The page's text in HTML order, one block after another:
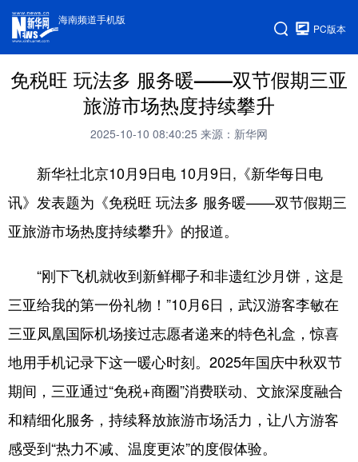
海南频道手机版
PC版本
免税旺 玩法多 服务暖——双节假期三亚
旅游市场热度持续攀升
2025-10-10 08:40:25 来源：新华网
新华社北京10月9日电 10月9日,《新华每日电
讯》发表题为《免税旺 玩法多 服务暖——双节假期三
亚旅游市场热度持续攀升》的报道。
“刚下飞机就收到新鲜椰子和非遗红沙月饼，这是
三亚给我的第一份礼物！”10月6日，武汉游客李敏在
三亚凤凰国际机场接过志愿者递来的特色礼盒，惊喜
地用手机记录下这一暖心时刻。2025年国庆中秋双节
期间，三亚通过“免税+商圈”消费联动、文旅深度融合
和精细化服务，持续释放旅游市场活力，让八方游客
感受到“热力不减、温度更浓”的度假体验。